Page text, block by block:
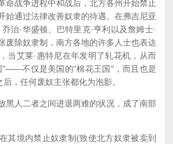
命战争进程中和战后，北方各州开始禁止
始通过法律改善奴隶的待遇。在弗吉尼亚
治·华盛顿、巴特里克·亨利以及詹姆士·
废除奴隶制，南方各地的许多人士也表达
当艾莱·惠特尼在年发明了轧花机，从而
"——不仅是美国的"棉花王国"，而且也是
，任何废奴主张都化为泡影。
人二者之间进退两难的状况，成了南部
境内禁止奴隶制(致使北方奴隶被卖到